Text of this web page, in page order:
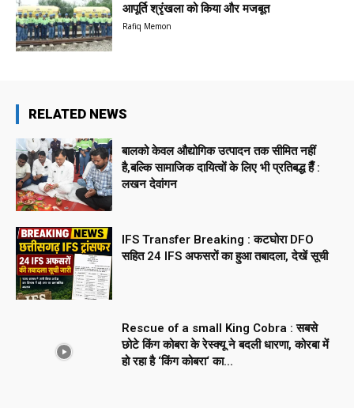
आपूर्ति श्रृंखला को किया और मजबूत
Rafiq Memon
RELATED NEWS
बालको केवल औद्योगिक उत्पादन तक सीमित नहीं
है,बल्कि सामाजिक दायित्वों के लिए भी प्रतिबद्ध हैँ :
लखन देवांगन
IFS Transfer Breaking : कटघोरा DFO
सहित 24 IFS अफसरों का हुआ तबादला, देखें सूची
Rescue of a small King Cobra : सबसे
छोटे किंग कोबरा के रेस्क्यू ने बदली धारणा, कोरबा में
हो रहा है ‘किंग कोबरा‘ का...